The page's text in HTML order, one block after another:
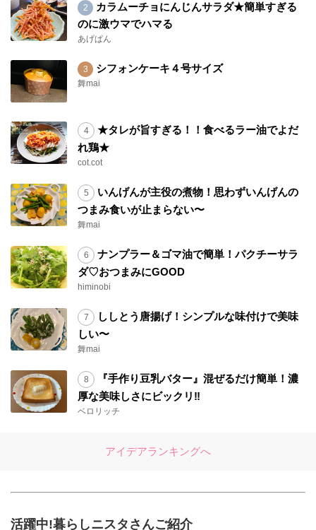
カラムーチョにんじんサラダ★簡単すぎる
のに激ウマでハマる
あげぱん
シフォンケーキ４号サイズ
舞mai
★タレが旨すぎる！！食べるラー油でよだ
れ鶏★
cot.cot
いんげんが主役の煮物！思わずいんげんの
つまみ食いが止まらない〜
舞mai
ナンプラー＆ゴマ油で簡単！パクチーサラ
ダ♡おつまみにGOOD
himinobi
ししとう唐揚げ！シンプルな味付けで美味
しい〜
舞mai
『手作り豆乳バター』混ぜるだけ簡単！濃
厚な美味しさにビックリ‼︎
ベロリッチ
アイデアランキングへ
活躍中!暮らしニスタさんご紹介